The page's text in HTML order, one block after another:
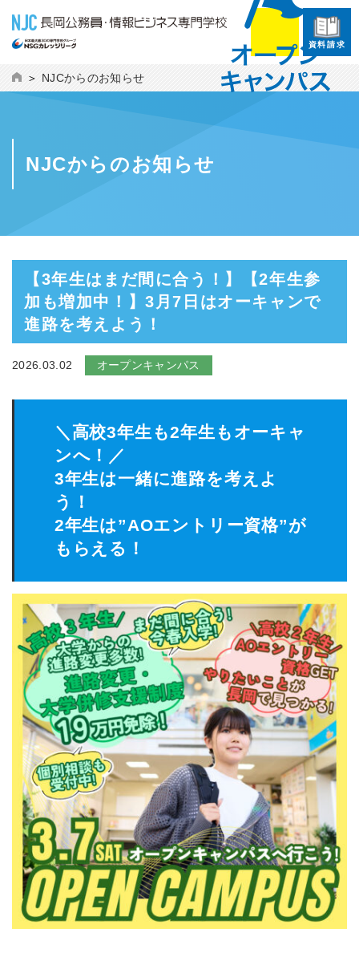
資料請求
NJCからのお知らせ
NJCからのお知らせ
【3年生はまだ間に合う！】【2年生参
加も増加中！】3月7日はオーキャンで
進路を考えよう！
2026.03.02 オープンキャンパス
＼高校3年生も2年生もオーキャ
ンへ！／
3年生は一緒に進路を考えよ
う！
2年生は”AOエントリー資格”が
もらえる！